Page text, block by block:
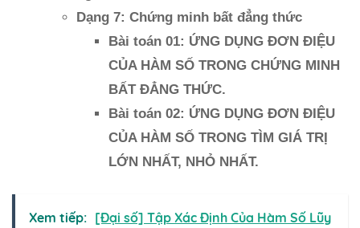
Dạng 7: Chứng minh bất đẳng thức
Bài toán 01: ỨNG DỤNG ĐƠN ĐIỆU
CỦA HÀM SỐ TRONG CHỨNG MINH
BẤT ĐẲNG THỨC.
Bài toán 02: ỨNG DỤNG ĐƠN ĐIỆU
CỦA HÀM SỐ TRONG TÌM GIÁ TRỊ
LỚN NHẤT, NHỎ NHẤT.
Xem tiếp: [Đại số] Tập Xác Định Của Hàm Số Lũy